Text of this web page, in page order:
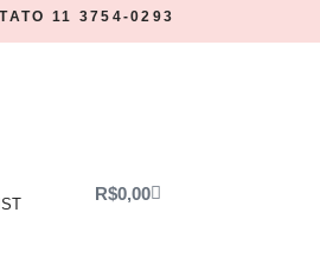
MINHA CONTA
11 3754-0293
R$0,00